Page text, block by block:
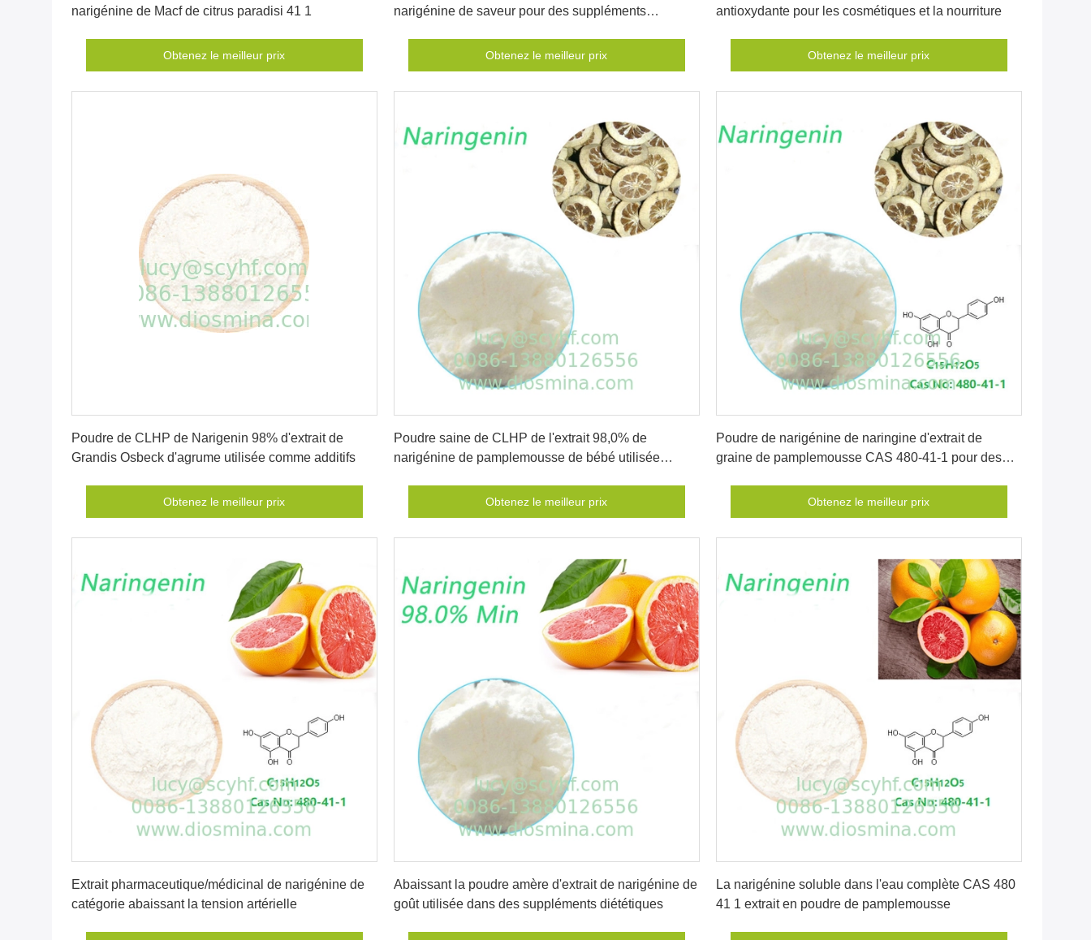
narigénine de Macf de citrus paradisi 41 1
Obtenez le meilleur prix
narigénine de saveur pour des suppléments
Obtenez le meilleur prix
antioxydante pour les cosmétiques et la nourriture
Obtenez le meilleur prix
Poudre de CLHP de Narigenin 98% d'extrait de
Grandis Osbeck d'agrume utilisée comme additifs
Obtenez le meilleur prix
Poudre saine de CLHP de l'extrait 98,0% de
narigénine de pamplemousse de bébé utilisée
Obtenez le meilleur prix
Poudre de narigénine de naringine d'extrait de
graine de pamplemousse CAS 480-41-1 pour des
Obtenez le meilleur prix
Extrait pharmaceutique/médicinal de narigénine de
catégorie abaissant la tension artérielle
Abaissant la poudre amère d'extrait de narigénine de
goût utilisée dans des suppléments diététiques
La narigénine soluble dans l'eau complète CAS 480
41 1 extrait en poudre de pamplemousse